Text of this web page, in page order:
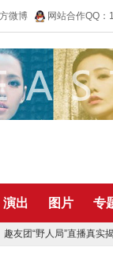
微博 网站合作QQ
演出 图片 专
友团“野人局”直播真实